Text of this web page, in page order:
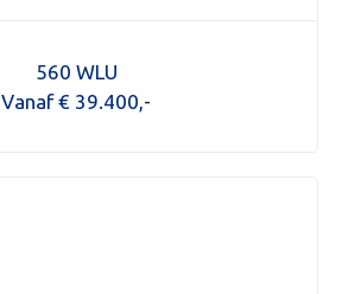
560 WLU
Vanaf € 39.400,-